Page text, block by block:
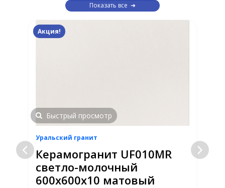
Показать все
Акция!
Быстрый просмотр
Уральский гранит
Керамогранит UF010MR
светло-молочный
600х600х10 матовый